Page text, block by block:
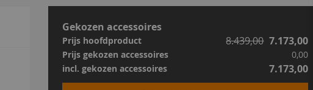
Gekozen accessoires
Prijs hoofdproduct 8.439,00 7.173,00
Prijs gekozen accessoires 0,00
7.173,00
incl. gekozen accessoires